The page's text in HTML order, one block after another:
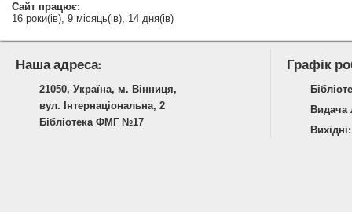
Сайт працює:
16 роки(ів), 9 місяць(ів), 14 дня(ів)
Наша адреса:
21050, Україна, м. Вінниця,
вул. Інтернаціональна, 2
Бібліотека ФМГ №17
Графік
Видача
Вихідні: